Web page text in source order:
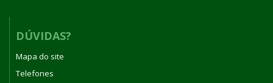
DÚVIDAS?
Mapa do site
Telefones